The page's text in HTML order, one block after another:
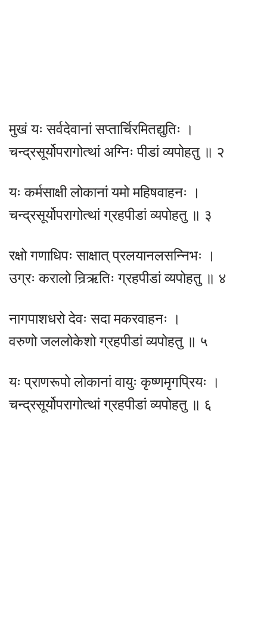
मुखं यः सर्वदेवानां सप्तार्चिरमितद्युतिः ।
चन्द्रसूर्योपरागोत्थां अग्निः पीडां व्यपोहतु ॥ २
यः कर्मसाक्षी लोकानां यमो महिषवाहनः ।
चन्द्रसूर्योपरागोत्थां ग्रहपीडां व्यपोहतु ॥ ३
रक्षो गणाधिपः साक्षात् प्रलयानलसन्निभः ।
उग्रः करालो निर्‍ऋतिः ग्रहपीडां व्यपोहतु ॥ ४
नागपाशधरो देवः सदा मकरवाहनः ।
वरुणो जललोकेशो ग्रहपीडां व्यपोहतु ॥ ५
यः प्राणरूपो लोकानां वायुः कृष्णमृगप्रियः ।
चन्द्रसूर्योपरागोत्थां ग्रहपीडां व्यपोहतु ॥ ६